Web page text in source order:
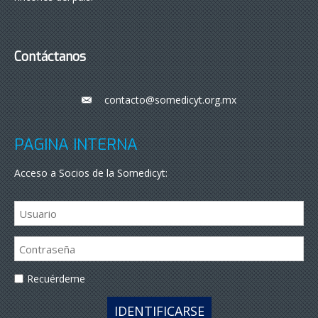
Contáctanos
___contacto@somedicyt.org.mx
PÁGINA INTERNA
Acceso a Socios de la Somedicyt:
Recuérdeme
IDENTIFICARSE